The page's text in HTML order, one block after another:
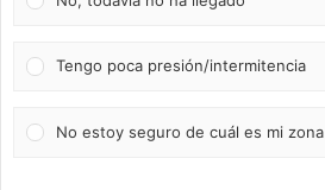
Tengo poca presión/intermitencia
No estoy seguro de cuál es mi zona